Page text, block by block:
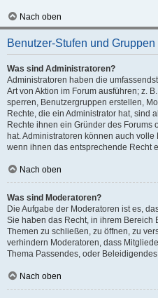
Nach oben
Benutzer-Stufen und Gruppen
Was sind Administratoren?
Administratoren haben die
Art von Aktion im Forum ausführen; z.
sperren, Benutzergruppen erstellen,
Rechte, die ein Administrator hat, sind
Rechte ihnen ein Gründer des Forums
hat. Administratoren können auch
wenn ihnen das entsprechende Recht
Nach oben
Was sind Moderatoren?
Die Aufgabe der Moderatoren ist es,
Sie haben das Recht, in ihrem Bereich
Themen zu schließen, zu öffnen, zu
verhindern Moderatoren, dass
Thema Passendes, oder
Nach oben